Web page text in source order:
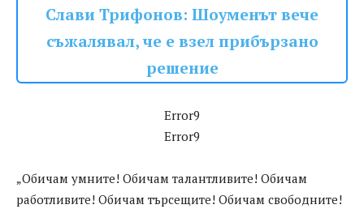
Слави Трифонов: Шоуменът вече
съжалявал, че е взел прибързано
решение
Error9
Error9
„Обичам умните! Обичам талантливите! Обичам
работливите! Обичам търсещите! Обичам свободните!